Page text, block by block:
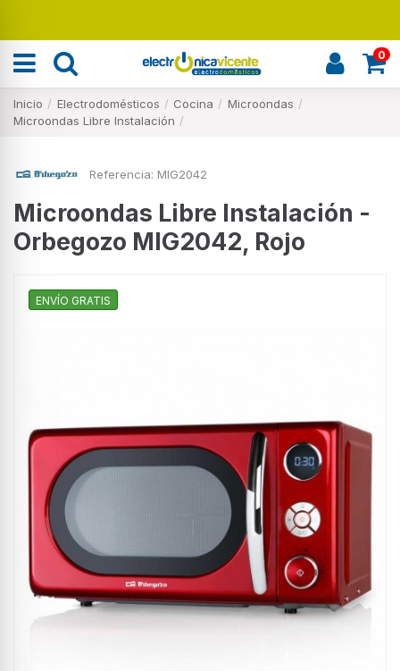
0
Inicio Electrodomésticos Cocina
Microondas
Microondas Libre Instalación
Referencia: MIG2042
Microondas Libre Instalación -
Orbegozo MIG2042, Rojo
ENVÍO GRATIS